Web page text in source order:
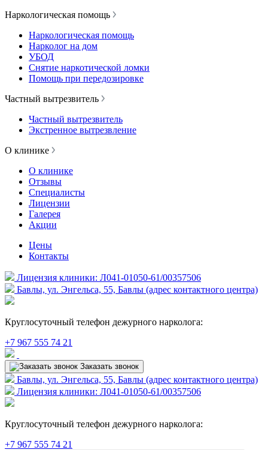
Наркологическая помощь
Наркологическая помощь
Нарколог на дом
УБОД
Снятие наркотической ломки
Помощь при передозировке
Частный вытрезвитель
Частный вытрезвитель
Экстренное вытрезвление
О клинике
О клинике
Отзывы
Специалисты
Лицензии
Галерея
Акции
Цены
Контакты
Лицензия клиники: Л041-01050-61/00357506
Бавлы, ул. Энгельса, 55, Бавлы (адрес контактного центра)
Круглосуточный телефон дежурного нарколога:
+7 967 555 74 21
Заказать звонок
Бавлы, ул. Энгельса, 55, Бавлы (адрес контактного центра)
Лицензия клиники: Л041-01050-61/00357506
Круглосуточный телефон дежурного нарколога:
+7 967 555 74 21